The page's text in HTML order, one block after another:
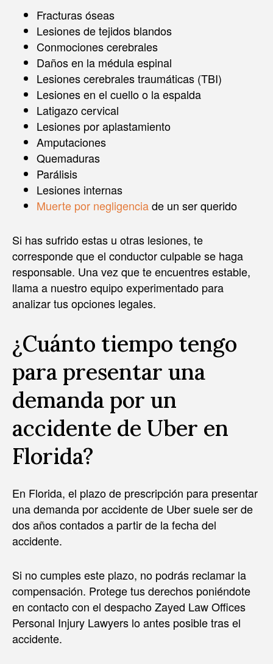
Fracturas óseas
Lesiones de tejidos blandos
Conmociones cerebrales
Daños en la médula espinal
Lesiones cerebrales traumáticas (TBI)
Lesiones en el cuello o la espalda
Latigazo cervical
Lesiones por aplastamiento
Amputaciones
Quemaduras
Parálisis
Lesiones internas
Muerte por negligenciade un ser querido
Si has sufrido estas u otras lesiones, te
corresponde que el conductor culpable se haga
responsable. Una vez que te encuentres estable,
llama a nuestro equipo experimentado para
analizar tus opciones legales.
¿Cuánto tiempo tengo
para presentar una
demanda por un
accidente de Uber en
Florida?
En Florida, el plazo de prescripción para presentar
una demanda por accidente de Uber suele ser de
dos años contados a partir de la fecha del
accidente.
Si no cumples este plazo, no podrás reclamar la
compensación. Protege tus derechos poniéndote
en contacto con el despacho Zayed Law Offices
Personal Injury Lawyers lo antes posible tras el
accidente.